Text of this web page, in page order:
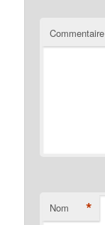
Commentaire
Nom *